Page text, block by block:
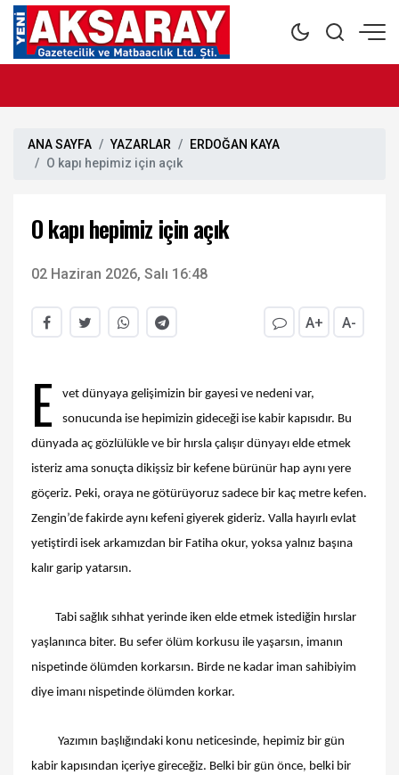
ANA SAYFA YAZARLAR
ERDOĞAN KAYA
O kapı hepimiz için açık
O kapı hepimiz için açık
02 Haziran 2026, Salı 16:48
A+ A-
E
vet dünyaya gelişimizin bir gayesi ve nedeni var,
sonucunda ise hepimizin gideceği ise kabir kapısıdır. Bu
dünyada aç gözlülükle ve bir hırsla çalışır dünyayı elde etmek
isteriz ama sonuçta dikişsiz bir kefene bürünür hap aynı yere
göçeriz. Peki, oraya ne götürüyoruz sadece bir kaç metre kefen.
Zengin’de fakirde aynı kefeni giyerek gideriz. Valla hayırlı evlat
yetiştirdi isek arkamızdan bir Fatiha okur, yoksa yalnız başına
kalır garip yatarsın.
Tabi sağlık sıhhat yerinde iken elde etmek istediğin hırslar
yaşlanınca biter. Bu sefer ölüm korkusu ile yaşarsın, imanın
nispetinde ölümden korkarsın. Birde ne kadar iman sahibiyim
diye imanı nispetinde ölümden korkar.
Yazımın başlığındaki konu neticesinde, hepimiz bir gün
kabir kapısından içeriye gireceğiz. Belki bir gün önce, belki bir